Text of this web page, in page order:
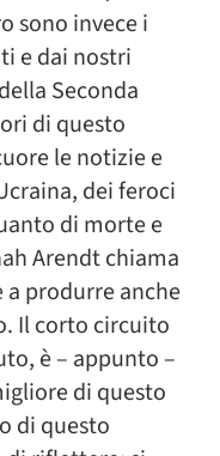
sono invece i
e dai nostri
Seconda
di questo
le notizie e
dei feroci
di morte e
Arendt chiama
a produrre anche
Il corto circuito
è – appunto –
di questo
di questo